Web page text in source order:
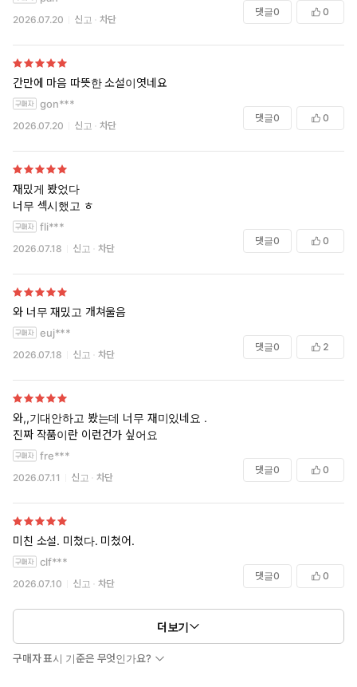
2026.07.20 신고 차단
댓글0 0
간만에 마음 따뜻한 소설이엿네요
gon***
2026.07.20 신고 차단
댓글0 0
재밌게 봤었다
너무 섹시했고 ㅎ
fli***
2026.07.18 신고 차단
댓글0 0
와 너무 재밌고 개쳐울음
euj***
2026.07.18 신고 차단
댓글0 2
와,,기대안하고 봤는데 너무 재미있네요 .
진짜 작품이란 이런건가 싶어요
fre***
2026.07.11 신고 차단
댓글0 0
미친 소설. 미쳤다. 미쳤어.
clf***
2026.07.10 신고 차단
댓글0 0
더보기
구매자 표시 기준은 무엇인가요?